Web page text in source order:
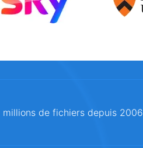
de fichiers depuis 2006